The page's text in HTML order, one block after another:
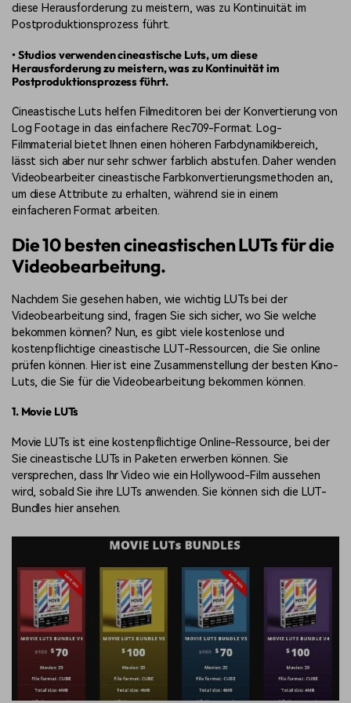
diese Herausforderung zu meistern, was zu Kontinuität im
Postproduktionsprozess führt.
• Studios verwenden cineastische Luts, um diese
Herausforderung zu meistern, was zu Kontinuität im
Postproduktionsprozess führt.
Cineastische Luts helfen Filmeditoren bei der Konvertierung von
Log Footage in das einfachere Rec709-Format. Log-
Filmmaterial bietet Ihnen einen höheren Farbdynamikbereich,
lässt sich aber nur sehr schwer farblich abstufen. Daher wenden
Videobearbeiter cineastische Farbkonvertierungsmethoden an,
um diese Attribute zu erhalten, während sie in einem
einfacheren Format arbeiten.
Die 10 besten cineastischen LUTs für die
Videobearbeitung.
Nachdem Sie gesehen haben, wie wichtig LUTs bei der
Videobearbeitung sind, fragen Sie sich sicher, wo Sie welche
bekommen können? Nun, es gibt viele kostenlose und
kostenpflichtige cineastische LUT-Ressourcen, die Sie online
prüfen können. Hier ist eine Zusammenstellung der besten Kino-
Luts, die Sie für die Videobearbeitung bekommen können.
1. Movie LUTs
Movie LUTs ist eine kostenpflichtige Online-Ressource, bei der
Sie cineastische LUTs in Paketen erwerben können. Sie
versprechen, dass Ihr Video wie ein Hollywood-Film aussehen
wird, sobald Sie ihre LUTs anwenden. Sie können sich die LUT-
Bundles hier ansehen.